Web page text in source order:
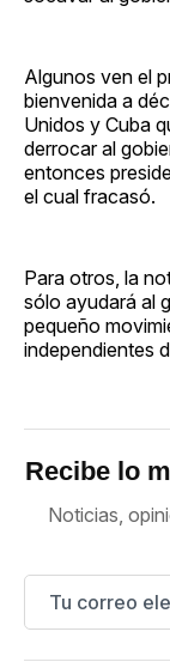
Algunos ven el
bienvenida a
Unidos y Cuba
derrocar al
entonces
el cual fracasó.
Para otros, la
sólo ayudará al
pequeño
independientes
Recibe lo
Noticias,